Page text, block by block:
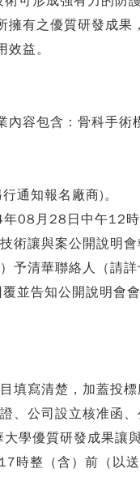
有之優質研發成果
益。
容包含：骨科手術
通知報名廠商)。
08月28日中午12
術讓與案公開說明
予清華聯絡人（請
並告知公開說明會會
寫清楚，加蓋投標
、公司設立核准函
大學優質研發成果
時整（含）前（以